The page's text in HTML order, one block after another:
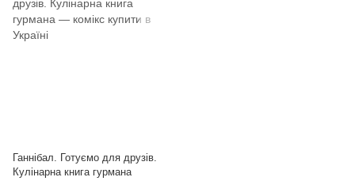
Ганнібал. Готуємо для друзів.
Кулінарна книга гурмана